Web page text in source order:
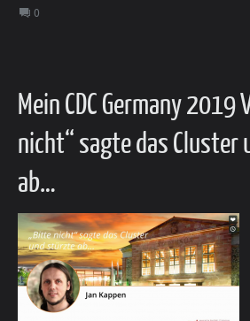
0
Mein CDC Germany
nicht“ sagte das Cluster
ab…